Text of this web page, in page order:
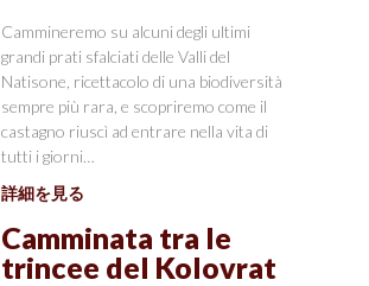
Cammineremo su alcuni degli ultimi
grandi prati sfalciati delle Valli del
Natisone, ricettacolo di una biodiversità
sempre più rara, e scopriremo come il
castagno riuscì ad entrare nella vita di
tutti i giorni…
詳細を見る
Camminata tra le
trincee del Kolovrat